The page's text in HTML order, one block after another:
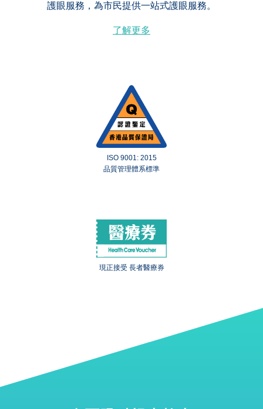
護眼服務，為市民提供一站式護眼服務。
了解更多
ISO 9001: 2015
品質管理體系標準
現正接受 長者醫療券